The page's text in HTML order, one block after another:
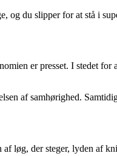
du slipper for at stå i
er presset. I stedet
af samhørighed.
løg, der steger, lyden af